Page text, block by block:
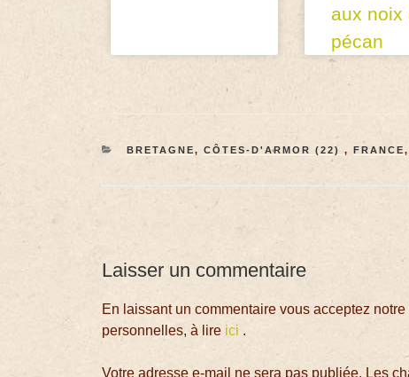
aux noix
pécan
BRETAGNE, CÔTES-D'ARMOR (22) , FRANCE,
Laisser un commentaire
En laissant un commentaire vous acceptez
personnelles, à lire ici .
Votre adresse e-mail ne sera pas publiée. Les